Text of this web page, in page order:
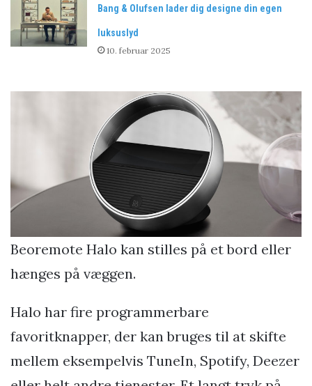
Bang & Olufsen lader dig designe din egen
luksuslyd
10. februar 2025
Beoremote Halo kan stilles på et bord eller
hænges på væggen.
Halo har fire programmerbare
favoritknapper, der kan bruges til at skifte
mellem eksempelvis TuneIn, Spotify, Deezer